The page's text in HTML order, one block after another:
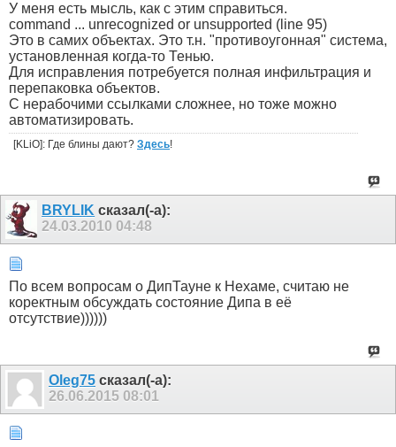
У меня есть мысль, как с этим справиться.
command ... unrecognized or unsupported (line 95)
Это в самих объектах. Это т.н. "противоугонная" система,
установленная когда-то Тенью.
Для исправления потребуется полная инфильтрация и
перепаковка объектов.
C нерабочими ссылками сложнее, но тоже можно
автоматизировать.
[KLiO]: Где блины дают? Здесь!
BRYLIK сказал(-а):
24.03.2010 04:48
По всем вопросам о ДипТауне к Нехаме, считаю не
коректным обсуждать состояние Дипа в её
отсутствие))))))
Оlеg75 сказал(-а):
26.06.2015 08:01